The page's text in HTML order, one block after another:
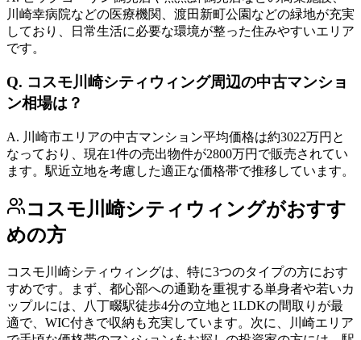
川崎幸病院などの医療機関、渡田新町公園などの緑地が充実
しており、日常生活に必要な環境が整った住みやすいエリア
です。
Q. コスモ川崎シティウィング周辺の中古マンショ
ン相場は？
A. 川崎市エリアの中古マンション平均価格は約3022万円と
なっており、現在1件の売出物件が2800万円で販売されてい
ます。駅近立地を考慮した適正な価格帯で推移しています。
コスモ川崎シティウィングがおすす
めの方
コスモ川崎シティウィングは、特に3つのタイプの方におす
すめです。まず、都心部への通勤を重視する単身者や若いカ
ップルには、八丁畷駅徒歩4分の立地と1LDKの間取りが最
適で、WIC付きで収納も充実しています。次に、川崎エリア